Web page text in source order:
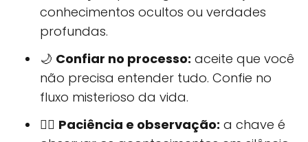
conhecimentos ocultos ou verdades
profundas.
🌙 Confiar no processo: aceite que você
não precisa entender tudo. Confie no
fluxo misterioso da vida.
🧘‍♀️ Paciência e observação: a chave é